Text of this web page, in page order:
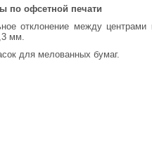
по офсетной печати
отклонение между центрами
мм.
для мелованных бумаг.